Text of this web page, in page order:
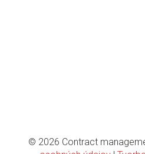
© 2026 Contract